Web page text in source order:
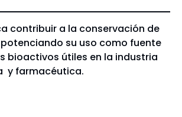
contribuir a la conservación de
su uso como fuente
bioactivos útiles en la industria
y farmacéutica.